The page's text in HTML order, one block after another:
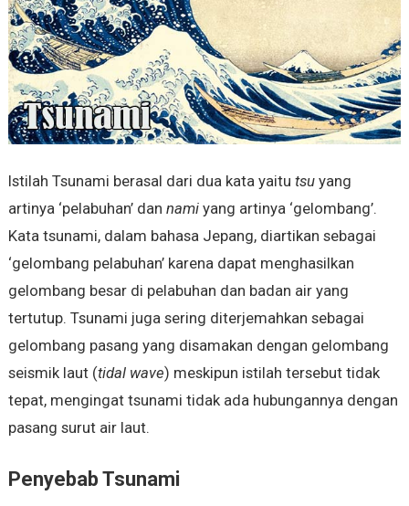
Istilah Tsunami berasal dari dua kata yaitu tsuyang
artinya ‘pelabuhan’ dan namiyang artinya ‘gelombang’.
Kata tsunami, dalam bahasa Jepang, diartikan sebagai
‘gelombang pelabuhan’ karena dapat menghasilkan
gelombang besar di pelabuhan dan badan air yang
tertutup. Tsunami juga sering diterjemahkan sebagai
gelombang pasang yang disamakan dengan gelombang
seismik laut (tidal wave) meskipun istilah tersebut tidak
tepat, mengingat tsunami tidak ada hubungannya dengan
pasang surut air laut.
Penyebab Tsunami